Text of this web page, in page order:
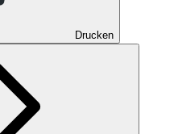
Drucken